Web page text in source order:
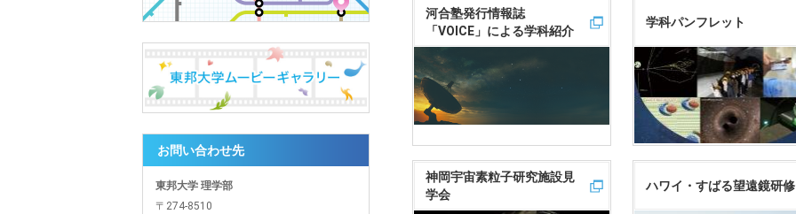
河合塾発行情報誌
「VOICE」による学科紹介
学科パンフレット
神岡宇宙素粒子研究施設見
学会
ハワイ・すばる望遠鏡研修
お問い合わせ先
東邦大学 理学部
〒274-8510